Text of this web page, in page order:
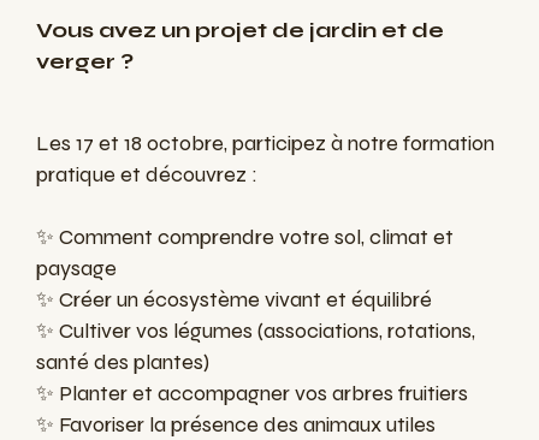
Vous avez un projet de jardin et de
verger ?
Les 17 et 18 octobre, participez à notre formation
pratique et découvrez :
✨ Comment comprendre votre sol, climat et
paysage
✨ Créer un écosystème vivant et équilibré
✨ Cultiver vos légumes (associations, rotations,
santé des plantes)
✨ Planter et accompagner vos arbres fruitiers
✨ Favoriser la présence des animaux utiles